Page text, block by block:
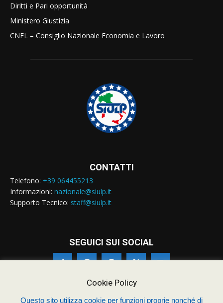
Diritti e Pari opportunità
Ministero Giustizia
CNEL – Consiglio Nazionale Economia e Lavoro
CONTATTI
Telefono: +39 064455213
Informazioni: nazionale@siulp.it
Supporto Tecnico: staff@siulp.it
SEGUICI SUI SOCIAL
Cookie Policy
Questo sito utilizza cookie per funzioni proprie nonché di